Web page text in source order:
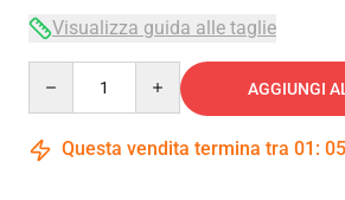
Visualizza guida alle taglie
AGGIUNGI
Questa vendita termina tra 01 : 05